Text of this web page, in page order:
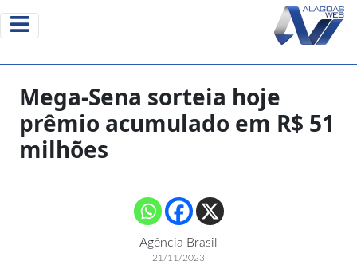
Mega-Sena sorteia hoje
prêmio acumulado em R$ 51
milhões
Agência Brasil
21/11/2023